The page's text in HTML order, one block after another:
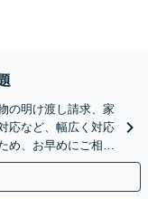
の明け渡し請求、家
応など、幅広く対応
め、お早めにご相談